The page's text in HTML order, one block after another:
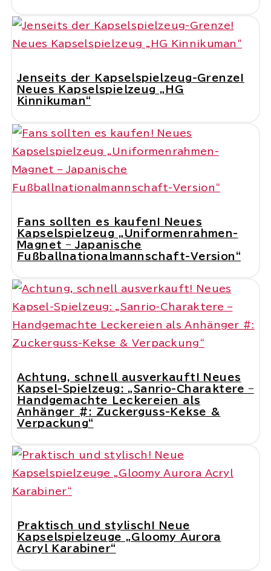
Jenseits der Kapselspielzeug-Grenze!
Neues Kapselspielzeug „HG
Kinnikuman“
Fans sollten es kaufen! Neues
Kapselspielzeug „Uniformenrahmen-
Magnet – Japanische
Fußballnationalmannschaft-Version“
Achtung, schnell ausverkauft! Neues
Kapsel-Spielzeug: „Sanrio-Charaktere –
Handgemachte Leckereien als
Anhänger #: Zuckerguss-Kekse &
Verpackung“
Praktisch und stylisch! Neue
Kapselspielzeuge „Gloomy Aurora
Acryl Karabiner“